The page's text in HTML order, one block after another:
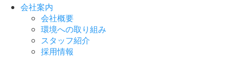
会社案内
会社概要
環境への取り組み
スタッフ紹介
採用情報